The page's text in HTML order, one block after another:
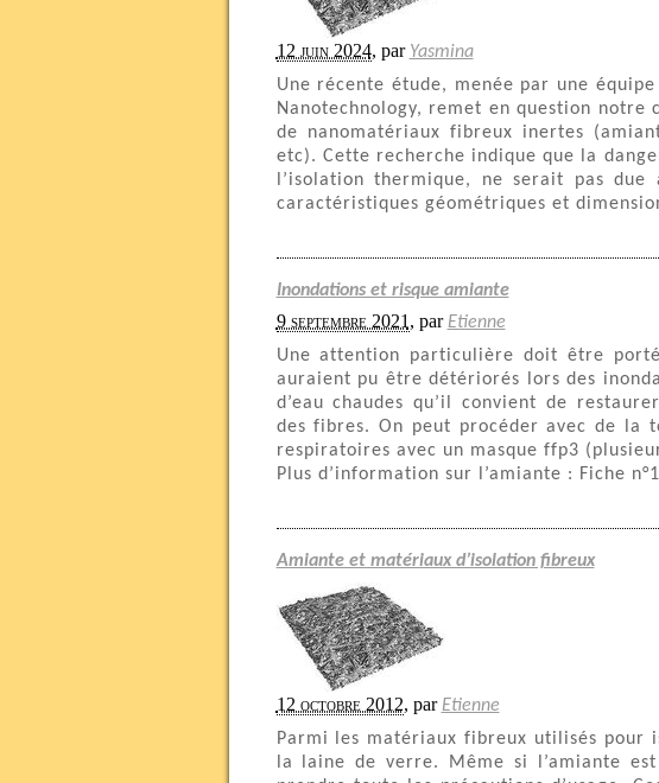
12 juin 2024, par Yasmina
Une récente étude, menée par une
Nanotechnology, remet en question notre
de nanomatériaux fibreux inertes
etc). Cette recherche indique que la
l’isolation thermique, ne serait pas
caractéristiques géométriques et
Inondations et risque amiante
9 septembre 2021 , parEtienne
Une attention particulière doit être
auraient pu être détériorés lors des
d’eau chaudes qu’il convient de
des fibres. On peut procéder avec de la
respiratoires avec un masque ffp3
Plus d’information sur l’amiante : Fiche
Amiante et matériaux d’isolation fibreux
12 octobre 2012, parEtienne
Parmi les matériaux fibreux utilisés pour
la laine de verre. Même si l’amiante